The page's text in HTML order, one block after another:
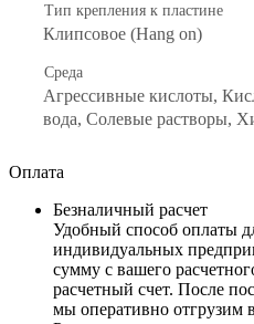
Тип крепления к пластине
Клипсовое (Hang on)
Среда
Агрессивные кислоты,
вода, Солевые растворы,
Оплата
Безналичный расчет
Удобный способ оплаты
индивидуальных
сумму с вашего
расчетный счет. После
мы оперативно отгрузим